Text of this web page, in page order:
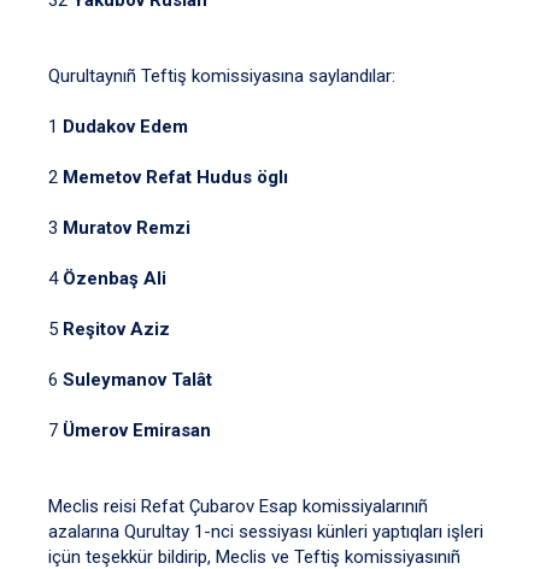
Qurultaynıñ Teftiş komissiyasına saylandılar:
1 Dudakov Edem
2 Memetov Refat Hudus öglı
3 Muratov Remzi
4 Özenbaş Ali
5 Reşitov Aziz
6 Suleymanov Talât
7 Ümerov Emirasan
Meclis reisi Refat Çubarov Esap komissiyalarınıñ
azalarına Qurultay 1-nci sessiyası künleri yaptıqları işleri
içün teşekkür bildirip, Meclis ve Teftiş komissiyasınıñ